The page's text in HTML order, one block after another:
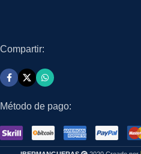
Compartir:
Método de pago: